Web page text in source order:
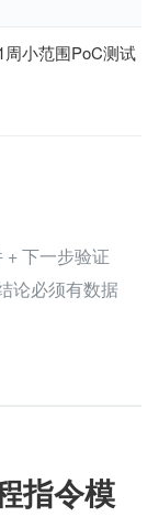
小范围PoC测试，
+ 下一步验证
论必须有数据
指令模